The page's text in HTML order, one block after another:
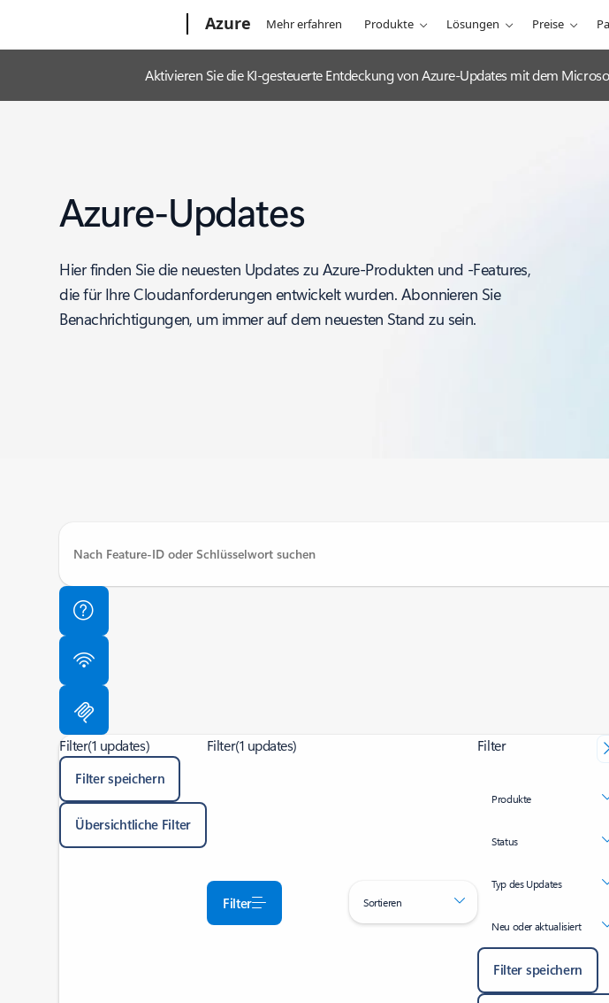
Azure Mehr erfahren Produkte Lösungen Preise
Aktivieren Sie die KI-gesteuerte Entdeckung von Azure-Updates mit dem
Azure-Updates
Hier finden Sie die neuesten Updates zu Azure-Produkten und -Features,
die für Ihre Cloudanforderungen entwickelt wurden. Abonnieren Sie
Benachrichtigungen, um immer auf dem neuesten Stand zu sein.
Filter(1 updates)
Filter speichern
Übersichtliche Filter
Filter(1 updates)
Filter Sortieren
Filter
Produkte
Status
Typ des Updates
Neu oder aktualisiert
Filter speichern